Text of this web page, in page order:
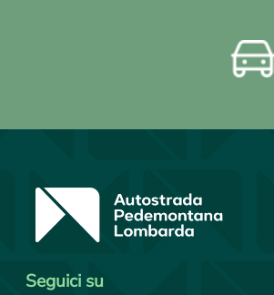
Seguici su